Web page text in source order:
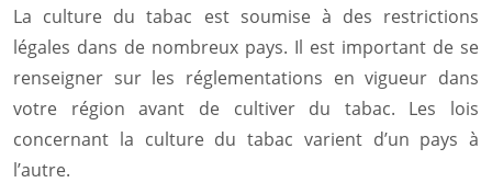
La culture du tabac est soumise à des restrictions
légales dans de nombreux pays. Il est important de se
renseigner sur les réglementations en vigueur dans
votre région avant de cultiver du tabac. Les lois
concernant la culture du tabac varient d’un pays à
l’autre.